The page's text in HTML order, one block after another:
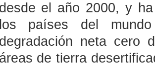
desde el año 2000, y
los países del
degradación neta cero
áreas de tierra